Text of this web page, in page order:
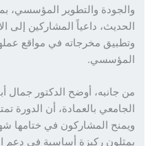
والتطوير المؤسسي، بما
داعياً المشاركين إلى
مخرجاته في مواقع عملهم بما
أوضح الدكتور جمال أبو
بالعمادة، أن الدورة تمتد
المشاركون في ختامها شهادات
ركيزة أساسية في دعم العملية